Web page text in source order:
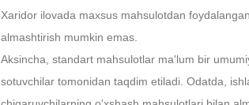
Xaridor ilovada maxsus mahsulotdan
almashtirish mumkin emas.
Aksincha, standart mahsulotlar ma'lum bir
sotuvchilar tomonidan taqdim etiladi. Odatda,